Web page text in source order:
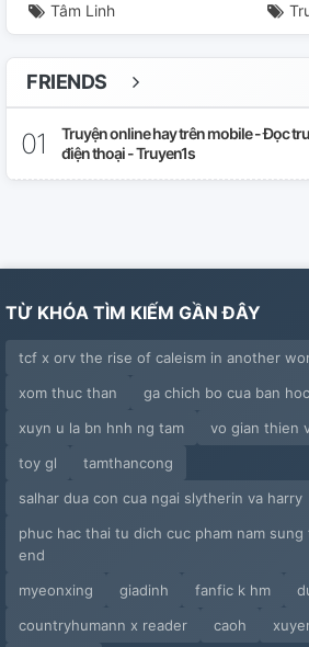
Tâm Linh
FRIENDS
Truyện online hay trên mobile - Đọc
điện thoại - Truyen1s
TỪ KHÓA TÌM KIẾM GẦN ĐÂY
tcf x orv the rise of caleism in another
xom thuc than
ga chich bo cua ban hoc
xuyn u la bn hnh ng tam
vo gian thien
toy gl
tamthancong
salhar dua con cua ngai slytherin va harry
phuc hac thai tu dich cuc pham nam
end
myeonxing
giadinh fanfic k hm
countryhumann x reader
caoh